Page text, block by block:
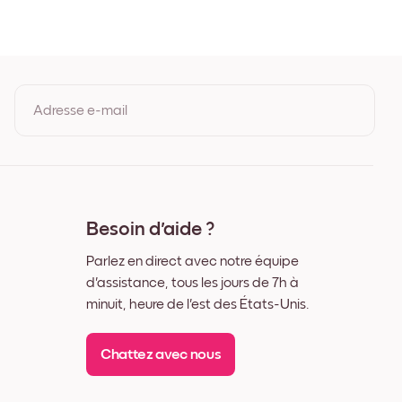
Adresse e-mail
Besoin d'aide ?
Parlez en direct avec notre équipe
d'assistance, tous les jours de 7h à
minuit, heure de l'est des États-Unis.
Chattez avec nous